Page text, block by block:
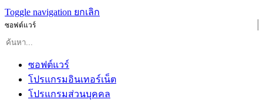
Toggle navigation ยกเลิก
ซอฟต์แวร์
ซอฟต์แวร์
โปรแกรมอินเทอร์เน็ต
โปรแกรมส่วนบุคคล